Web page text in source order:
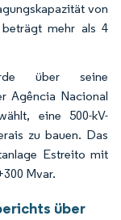
von
mehr als 4
über seine
Agência Nacional
eine 500-kV-
zu bauen. Das
Estreito mit
Mvar.
über